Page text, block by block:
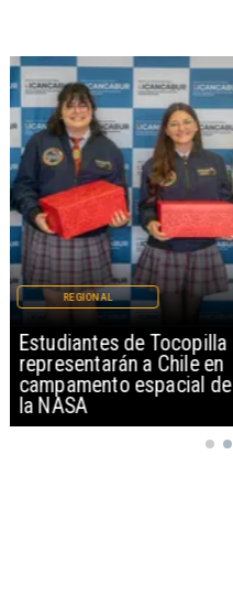
Estudiantes de Tocopilla
representarán a Chile en
campamento espacial de
la NASA
REGIONAL